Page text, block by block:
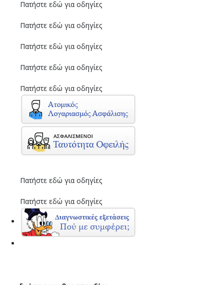
Πατήστε εδώ για οδηγίες
Πατήστε εδώ για οδηγίες
Πατήστε εδώ για οδηγίες
Πατήστε εδώ για οδηγίες
Πατήστε εδώ για οδηγίες
Πατήστε εδώ για οδηγίες
Πατήστε εδώ για οδηγίες